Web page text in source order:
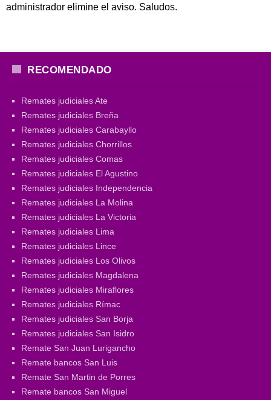
administrador elimine el aviso. Saludos.
RECOMENDADO
Remates judiciales Ate
Remates judiciales Breña
Remates judiciales Carabayllo
Remates judiciales Chorrillos
Remates judiciales Comas
Remates judiciales El Agustino
Remates judiciales Independencia
Remates judiciales La Molina
Remates judiciales La Victoria
Remates judiciales Lima
Remates judiciales Lince
Remates judiciales Los Olivos
Remates judiciales Magdalena
Remates judiciales Miraflores
Remates judiciales Rímac
Remates judiciales San Borja
Remates judiciales San Isidro
Remate San Juan Lurigancho
Remate bancos San Luis
Remate San Martin de Porres
Remate bancos San Miguel